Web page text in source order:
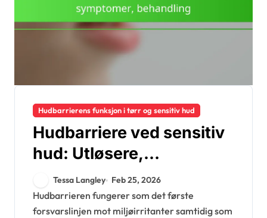
Hudbarrierens funksjon i tørr og sensitiv hud
Hudbarriere ved sensitiv
hud: Utløsere,
symptomer, behandling
Tessa Langley Feb 25, 2026
Hudbarrieren fungerer som det første
forsvarslinjen mot miljøirritanter samtidig som